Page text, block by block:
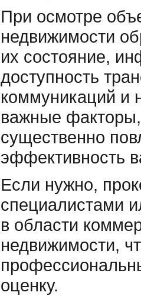
При осмотре
недвижимости
их состояние,
доступность
коммуникаций и
важные
существенно
эффективность
Если нужно,
специалистами
в области
недвижимости,
оценку.